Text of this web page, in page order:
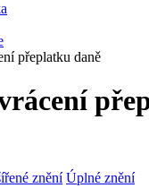
přeplatku daně
znění Úplné znění